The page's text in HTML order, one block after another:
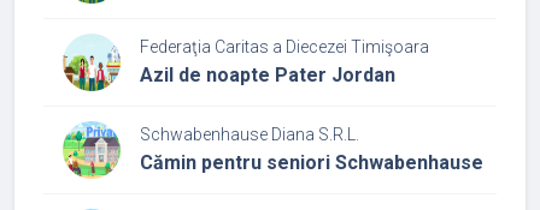
Federaţia Caritas a Diecezei Timişoara
Azil de noapte Pater Jordan
Schwabenhause Diana S.R.L.
Cămin pentru seniori Schwabenhause